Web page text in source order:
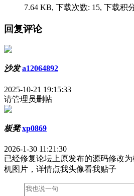
7.64 KB, 下载次数: 15, 下载积
回复评论
沙发 a12064892
2025-10-21 19:15:33
请管理员删帖
板凳 xp0869
2026-1-30 11:21:30
已经修复论坛上原发布的源码修改
机图片，详情点我头像看我贴子